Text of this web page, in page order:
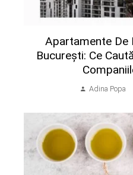
Apartamente De
București: Ce
Adina Popa